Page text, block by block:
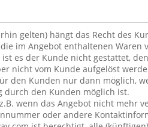
gelten) hängt das Recht des
im Angebot enthaltenen Waren
es der Kunde nicht gestattet,
nicht vom Kunde aufgelöst
den Kunden nur dann möglich,
durch den Kunden möglich ist.
wenn das Angebot nicht mehr
oder andere